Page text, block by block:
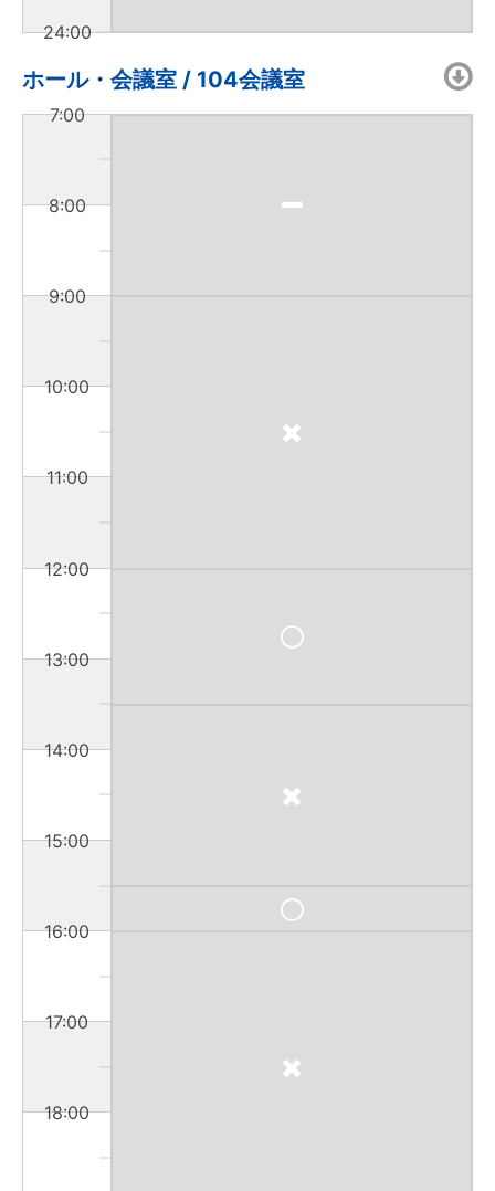
24:00
ホール・会議室 / 104会議室
7:00
8:00
9:00
10:00
11:00
12:00
13:00
14:00
15:00
16:00
17:00
18:00